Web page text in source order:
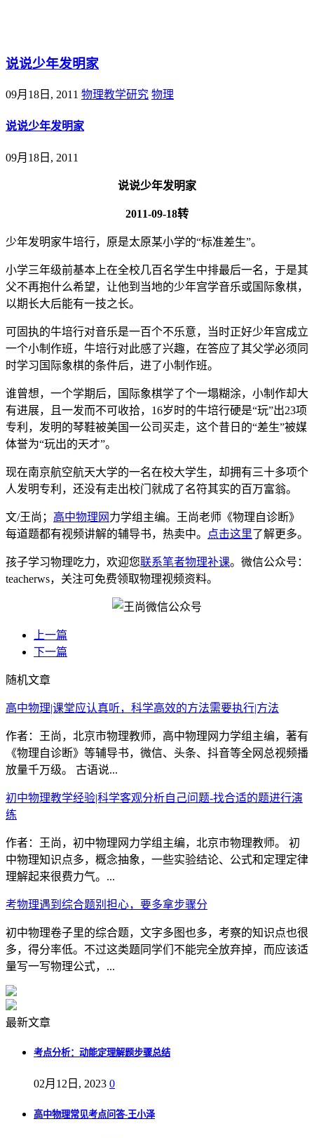
说说少年发明家
09月18日, 2011 物理教学研究 物理
说说少年发明家
09月18日, 2011
说说少年发明家
2011-09-18转
少年发明家牛培行，原是太原某小学的“标准差生”。
小学三年级前基本上在全校几百名学生中排最后一名，于是其
父不再抱什么希望，让他到当地的少年宫学音乐或国际象棋，
以期长大后能有一技之长。
可固执的牛培行对音乐是一百个不乐意，当时正好少年宫成立
一个小制作班，牛培行对此感了兴趣，在答应了其父学必须同
时学习国际象棋的条件后，进了小制作班。
谁曾想，一个学期后，国际象棋学了个一塌糊涂，小制作却大
有进展，且一发而不可收拾，16岁时的牛培行硬是“玩”出23项
专利，发明的琴鞋被美国一公司买走，这个昔日的“差生”被媒
体誉为“玩出的天才”。
现在南京航空航天大学的一名在校大学生，却拥有三十多项个
人发明专利，还没有走出校门就成了名符其实的百万富翁。
文/王尚； 高中物理网 力学组主编。王尚老师《物理自诊断》
每道题都有视频讲解的辅导书，热卖中。
点击这里了解更多。
孩子学习物理吃力，欢迎您联系笔者物理补课。微信公众号：
teacherws，关注可免费领取物理视频资料。
上一篇
下一篇
随机文章
高中物理|课堂应认真听，科学高效的方法需要执行|方法
作者：王尚，北京市物理教师，高中物理网力学组主编，著有
《物理自诊断》等辅导书，微信、头条、抖音等全网总视频播
放量千万级。 古语说...
初中物理教学经验|科学客观分析自己问题-找合适的题进行演
练
作者：王尚，初中物理网力学组主编，北京市物理教师。 初
中物理知识点多，概念抽象，一些实验结论、公式和定理定律
理解起来很费力气。...
考物理遇到综合题别担心，要多拿步骤分
初中物理卷子里的综合题，文字多图也多，考察的知识点也很
多，得分率低。不过这类题同学们不能完全放弃掉，而应该适
量写一写物理公式，...
最新文章
考点分析：动能定理解题步骤总结
02月12日, 2023 0
高中物理常见考点问答-王小泽